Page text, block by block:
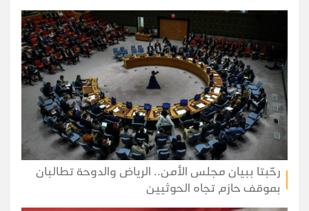
رحّبتا ببيان مجلس الأمن.. الرياض والدوحة تطالبان
بموقف حازم تجاه الحوثيين